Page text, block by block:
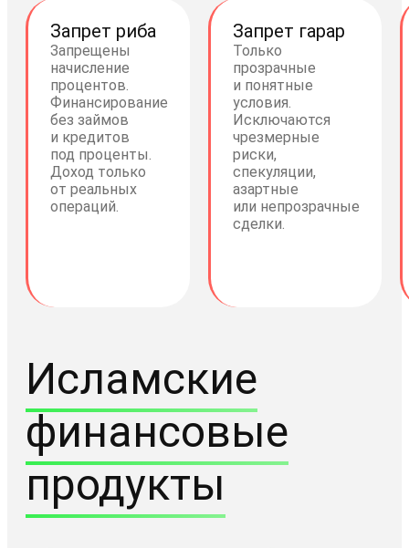
Запрет риба
Запрещены
начисление
процентов.
Финансирование
без займов
и кредитов
под проценты.
Доход только
от реальных
операций.
Запрет гарар
Только
прозрачные
и понятные
условия.
Исключаются
чрезмерные
риски,
спекуляции,
азартные
или непрозрачные
сделки.
Исламские
финансовые
продукты